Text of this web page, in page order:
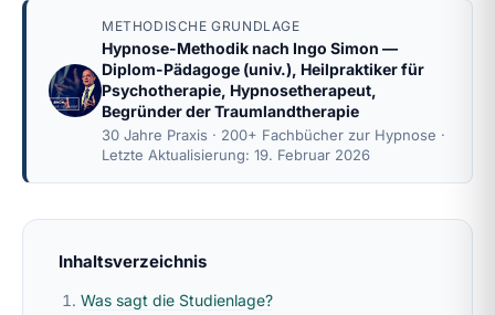
METHODISCHE GRUNDLAGE
Hypnose-Methodik nach Ingo Simon —
Diplom-Pädagoge (univ.), Heilpraktiker für
Psychotherapie, Hypnosetherapeut,
Begründer der Traumlandtherapie
30 Jahre Praxis · 200+ Fachbücher zur Hypnose ·
Letzte Aktualisierung: 19. Februar 2026
Inhaltsverzeichnis
Was sagt die Studienlage?